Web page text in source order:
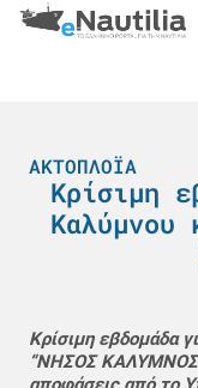
ΑΚΤΟΠΛΟΪΑ
Κρίσιμη
Καλύμνου
Κρίσιμη εβδομάδα
“ΝΗΣΟΣ